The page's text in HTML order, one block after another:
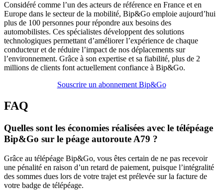
Considéré comme l’un des acteurs de référence en France et en
Europe dans le secteur de la mobilité, Bip&Go emploie aujourd’hui
plus de 100 personnes pour répondre aux besoins des
automobilistes. Ces spécialistes développent des solutions
technologiques permettant d’améliorer l’expérience de chaque
conducteur et de réduire l’impact de nos déplacements sur
l’environnement. Grâce à son expertise et sa fiabilité, plus de 2
millions de clients font actuellement confiance à Bip&Go.
Souscrire un abonnement Bip&Go
FAQ
Quelles sont les économies réalisées avec le télépéage
Bip&Go sur le péage autoroute A79 ?
Grâce au télépéage Bip&Go, vous êtes certain de ne pas recevoir
une pénalité en raison d’un retard de paiement, puisque l’intégralité
des sommes dues lors de votre trajet est prélevée sur la facture de
votre badge de télépéage.